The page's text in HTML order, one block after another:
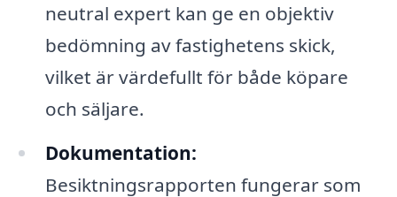
neutral expert kan ge en objektiv
bedömning av fastighetens skick,
vilket är värdefullt för både köpare
och säljare.
Dokumentation:
Besiktningsrapporten fungerar som